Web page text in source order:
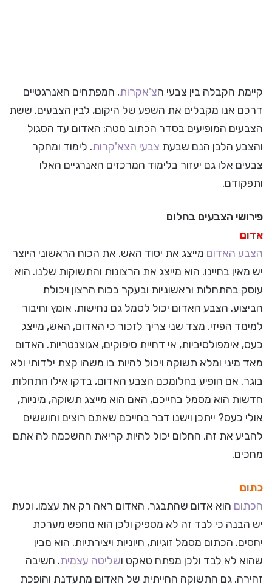
קיימת הקבלה בין צבעי הצ'אקרות, המפתחים האנרגטיים
דרכם אנו מקבלים את השפע של היקום, לבין הצבעים. ששת
הצבעים המופיעים בסדר הכתוב מטה: האדום עד הסגול
והצבע הלבן הנם שבעת צבעי הצא'קרות. לימוד ומחקר
צבעים אלו גם יעזור בלימוד המרכזים האנרגיים האלו
ותפקודם.
פירושי הצבעים בחלום
אדום
הצבע האדום מייצג את יסוד האש. את הכוח הראשוני היוצר
יש מאין בחיינו. הוא מייצג את הרצונות והתשוקות שלנו. הוא
עוסק בהתחלות וראשוניות ובעקר בכוח הרצון ויכולת
הביצוע. הצבע האדום יכול לסמל גם נחישות, אומץ וחיבור
למימד הפיזי. מצד שני צריך לזכור כי האדום, האש, מייצג
כעס, אימפולסיביות, אי דחיית סיפוקים, אגוצנטריות. האדום
מאד מיני ומלא תשוקה ויכול להיות בו משהו קצת ילדותי ולא
בוגר. אם הופיע בחלומכם הצבע האדום, בדקו אילו התחלות
חדשות הוא מסמל בחייכם, האם הוא מייצג תשוקה, מיניות,
אולי כעס? ייתכן וישנו דבר בחייכם שאתם רוצים וחוששים
להביע את זה, החלום יכול להיות קריאת ההשכמה לה אתם
מחכים.
כתום
הכתום הוא אדום שהתבגר. האדום ראה רק את עצמו, וכעת
יש הבנה כי לבד זה לא מספיק ולכן הוא מחפש מערכת
יחסים. הכתום מסמל זוגיות, חיוניות ויצירתיות. הוא מבין
שהוא לא לבד ולכן מפתח טאקט ושליטה עצמית. חשיבה
זהירה. גם התשוקה החייתית של האדום מתעדנת והופכת